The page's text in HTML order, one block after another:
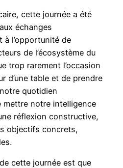
cette journée a été
échanges
l’opportunité de
de l’écosystème du
trop rarement l’occasion
d’une table et de prendre
quotidien
mettre notre intelligence
réflexion constructive,
objectifs concrets,
cette journée est que